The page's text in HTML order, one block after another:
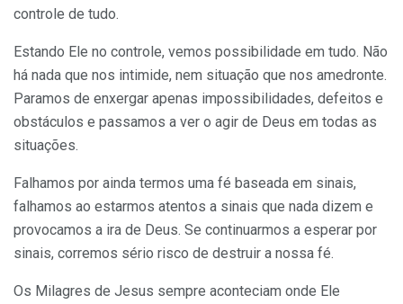
controle de tudo.
Estando Ele no controle, vemos possibilidade em tudo. Não
há nada que nos intimide, nem situação que nos amedronte.
Paramos de enxergar apenas impossibilidades, defeitos e
obstáculos e passamos a ver o agir de Deus em todas as
situações.
Falhamos por ainda termos uma fé baseada em sinais,
falhamos ao estarmos atentos a sinais que nada dizem e
provocamos a ira de Deus. Se continuarmos a esperar por
sinais, corremos sério risco de destruir a nossa fé.
Os Milagres de Jesus sempre aconteciam onde Ele